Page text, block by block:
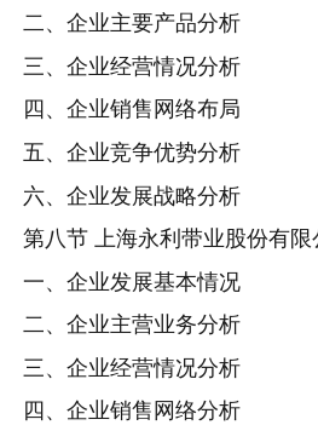
二、企业主要产品分析
三、企业经营情况分析
四、企业销售网络布局
五、企业竞争优势分析
六、企业发展战略分析
第八节 上海永利带业股份有限
一、企业发展基本情况
二、企业主营业务分析
三、企业经营情况分析
四、企业销售网络分析